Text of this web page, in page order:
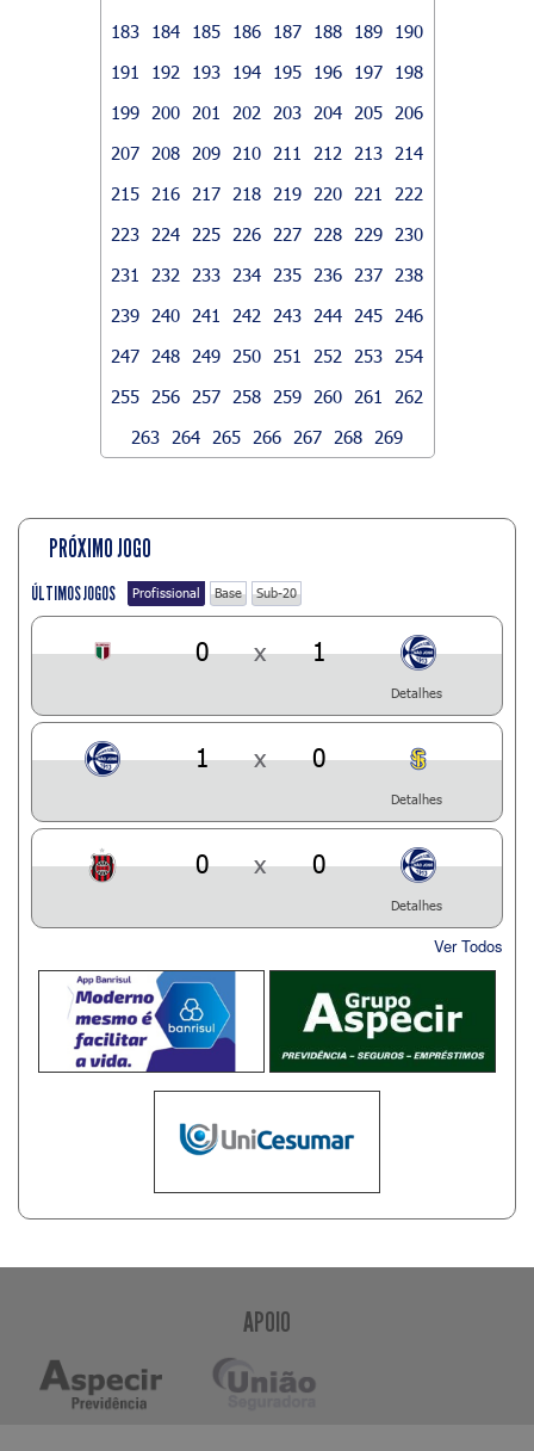
183
184 185 186 187 188 189
190
191
192 193 194 195 196 197
198
199
200 201 202 203 204 205
206
207
208 209 210 211 212 213
214
215
216 217 218 219 220 221
222
223
224 225 226 227 228 229
230
231
232 233 234 235 236 237
238
239
240 241 242 243 244 245
246
247
248 249 250 251 252 253
254
255
256 257 258 259 260 261
262
263
264 265 266 267 268 269
PRÓXIMO JOGO
ÚLTIMOS JOGOS Profissional Base Sub-20
0 x 1
Detalhes
1 x 0
Detalhes
0 x 0
Detalhes
Ver Todos
APOIO